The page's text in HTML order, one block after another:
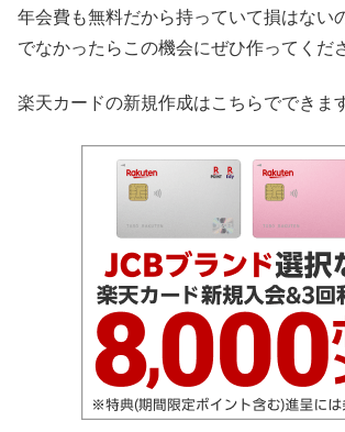
年会費も無料だから持っていて損はない
でなかったらこの機会にぜひ作ってくだ
楽天カードの新規作成はこちらでできま